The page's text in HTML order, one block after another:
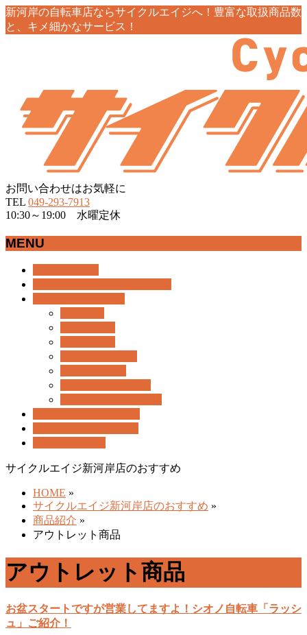
新河岸の自転車店ならサイクルエイジへ！豊富な取扱商品数
と、キメ細かなサービス！
お問い合わせはお気軽に
TEL 049-293-7913
10:30～19:00 水曜定休
MENU
サイクルエイジ新河岸店のおすすめ
HOME »
サイクルエイジ新河岸店のおすすめ »
商品紹介 »
アウトレット商品
アウトレット商品
お盆スタートですが営業してますよ！シオノ自転車「ラッシ
ュ」ご紹介！